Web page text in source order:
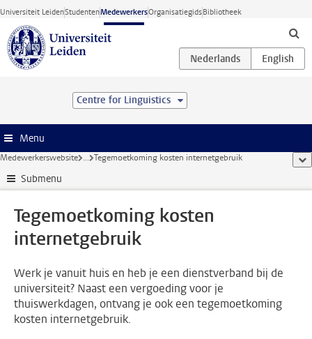
Ga direct naar de inhoud
Universiteit LeidenStudentenMedewerkersOrganisatiegidsBibliotheek
Centre for Linguistics
Menu
Medewerkerswebsite ... Tegemoetkoming kosten internetgebruik
Submenu
Tegemoetkoming kosten
internetgebruik
Werk je vanuit huis en heb je een dienstverband bij de
universiteit? Naast een vergoeding voor je
thuiswerkdagen, ontvang je ook een tegemoetkoming
kosten internetgebruik.